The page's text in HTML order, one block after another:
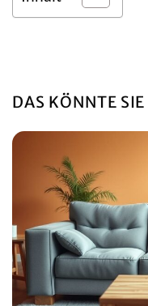
DAS KÖNNTE